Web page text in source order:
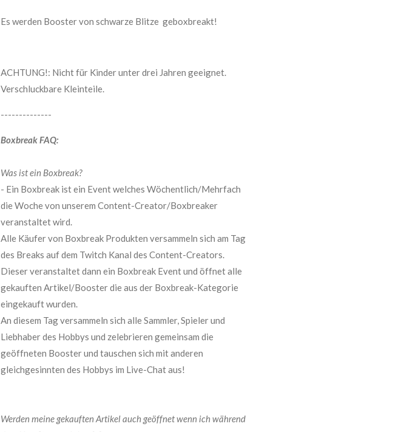
Es werden Booster von schwarze Blitze geboxbreakt!
ACHTUNG!: Nicht für Kinder unter drei Jahren geeignet.
Verschluckbare Kleinteile.
--------------
Boxbreak FAQ:
Was ist ein Boxbreak?
- Ein Boxbreak ist ein Event welches Wöchentlich/Mehrfach
die Woche von unserem Content-Creator/Boxbreaker
veranstaltet wird.
Alle Käufer von Boxbreak Produkten versammeln sich am Tag
des Breaks auf dem Twitch Kanal des Content-Creators.
Dieser veranstaltet dann ein Boxbreak Event und öffnet alle
gekauften Artikel/Booster die aus der Boxbreak-Kategorie
eingekauft wurden.
An diesem Tag versammeln sich alle Sammler, Spieler und
Liebhaber des Hobbys und zelebrieren gemeinsam die
geöffneten Booster und tauschen sich mit anderen
gleichgesinnten des Hobbys im Live-Chat aus!
Werden meine gekauften Artikel auch geöffnet wenn ich während